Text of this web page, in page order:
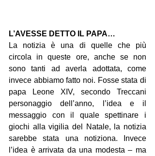
L’AVESSE DETTO IL PAPA…
La notizia è una di quelle che più
circola in queste ore, anche se non
sono tanti ad averla adottata, come
invece abbiamo fatto noi. Fosse stata di
papa Leone XIV, secondo Treccani
personaggio dell’anno, l’idea e il
messaggio con il quale spettinare i
giochi alla vigilia del Natale, la notizia
sarebbe stata una notiziona. Invece
l’idea è arrivata da una modesta – ma